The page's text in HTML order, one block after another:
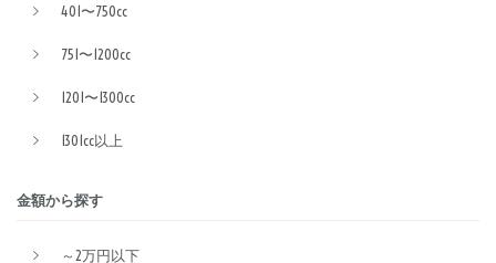
401〜750cc
751〜1200cc
1201〜1300cc
1301cc以上
金額から探す
～2万円以下